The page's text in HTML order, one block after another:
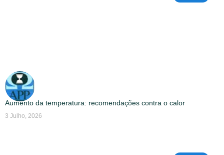
Aumento da temperatura: recomendações contra o calor
3 Julho, 2026